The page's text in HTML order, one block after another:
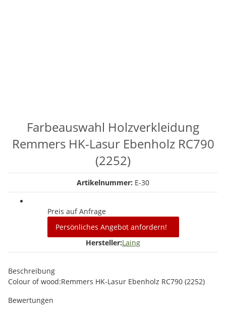
Farbeauswahl Holzverkleidung
Remmers HK-Lasur Ebenholz RC790
(2252)
Artikelnummer: E-30
Preis auf Anfrage
Persönliches Angebot anfordern!
Hersteller:Laing
Beschreibung
Colour of wood:Remmers HK-Lasur Ebenholz RC790 (2252)
Bewertungen